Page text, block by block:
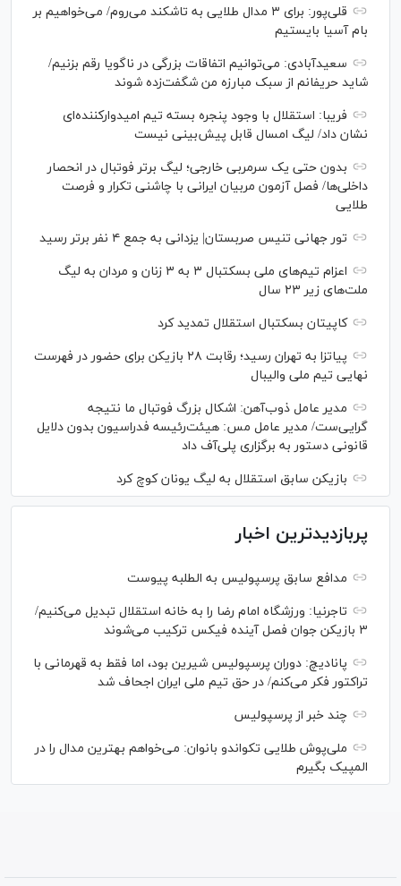
قلی‌پور: برای ۳ مدال طلایی به تاشکند می‌روم/ می‌خواهیم بر
بام آسیا بایستیم
سعیدآبادی: می‌توانیم اتفاقات بزرگی در ناگویا رقم بزنیم/
شاید حریفانم از سبک مبارزه من شگفت‌زده شوند
فریبا: استقلال با وجود پنجره بسته تیم امیدوارکننده‌ای
نشان داد/ لیگ امسال قابل پیش‌بینی نیست
بدون حتی یک سرمربی خارجی؛ لیگ برتر فوتبال در انحصار
داخلی‌ها/ فصل آزمون مربیان ایرانی با چاشنی تکرار و فرصت
طلایی
تور جهانی تنیس صربستان| یزدانی به جمع ۴ نفر برتر رسید
اعزام تیم‌های ملی بسکتبال ۳ به ۳ زنان و مردان به لیگ
ملت‌های زیر ۲۳ سال
کاپیتان بسکتبال استقلال تمدید کرد
پیاتزا به تهران رسید؛ رقابت ۲۸ بازیکن برای حضور در فهرست
نهایی تیم ملی والیبال
مدیر عامل ذوب‌آهن: اشکال بزرگ فوتبال ما نتیجه
گرایی‌ست/ مدیر عامل مس: هیئت‌رئیسه فدراسیون بدون دلایل
قانونی دستور به برگزاری پلی‌آف داد
بازیکن سابق استقلال به لیگ یونان کوچ کرد
پربازدیدترین اخبار
مدافع سابق پرسپولیس به الطلبه پیوست
تاجرنیا: ورزشگاه امام رضا را به خانه استقلال تبدیل می‌کنیم/
۳ بازیکن جوان فصل آینده فیکس ترکیب می‌شوند
پانادیچ: دوران پرسپولیس شیرین بود، اما فقط به قهرمانی با
تراکتور فکر می‌کنم/ در حق تیم ملی ایران اجحاف شد
چند خبر از پرسپولیس
ملی‌پوش‌ طلایی تکواندو بانوان: می‌خواهم بهترین مدال را در
المپیک بگیرم